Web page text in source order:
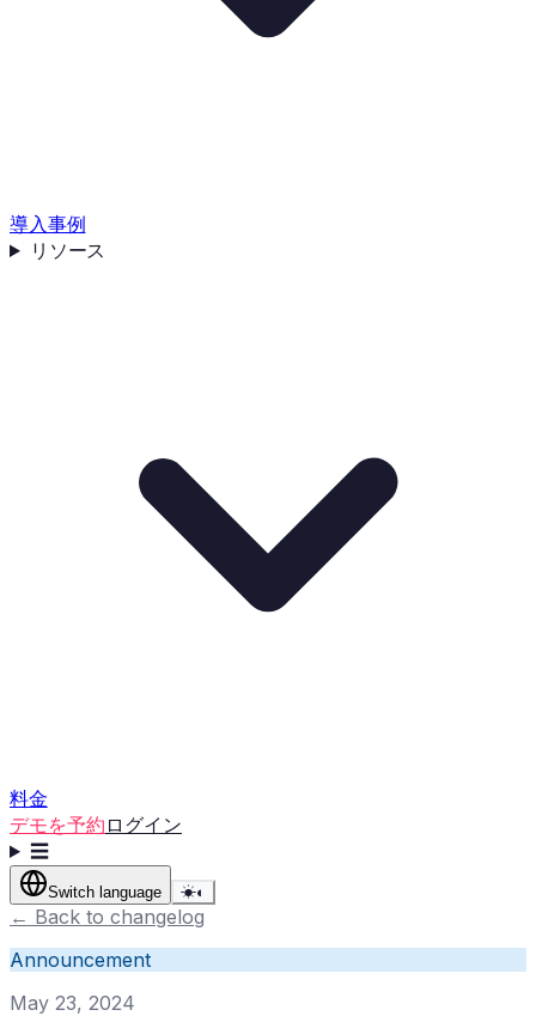
導入事例
リソース
料金
デモを予約 ログイン
☰
Switch language ☀◐
← Back to changelog
Announcement
May 23, 2024